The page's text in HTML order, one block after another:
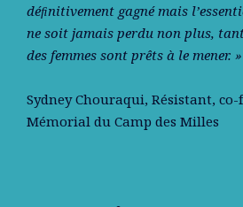
déﬁnitivement gagné mais
ne soit jamais perdu non plus,
des femmes sont prêts à le mener. »
Sydney Chouraqui, Résistant,
Mémorial du Camp des Milles